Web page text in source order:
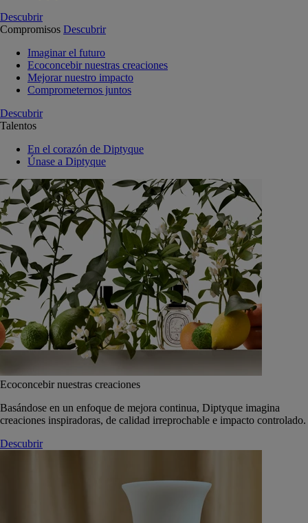
Descubrir
Compromisos Descubrir
Imaginar el futuro
Ecoconcebir nuestras creaciones
Mejorar nuestro impacto
Comprometernos juntos
Descubrir
Talentos
En el corazón de Diptyque
Únase a Diptyque
Ecoconcebir nuestras creaciones
Basándose en un enfoque de mejora continua, Diptyque imagina
creaciones inspiradoras, de calidad irreprochable e impacto controlado.
Descubrir